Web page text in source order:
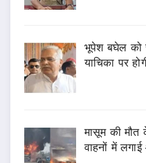
भूपेश बघेल को
याचिका पर
मासूम की
वाहनों में